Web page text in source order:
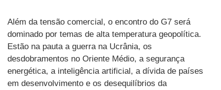
Além da tensão comercial, o encontro do G7 será
dominado por temas de alta temperatura geopolítica.
Estão na pauta a guerra na Ucrânia, os
desdobramentos no Oriente Médio, a segurança
energética, a inteligência artificial, a dívida de países
em desenvolvimento e os desequilíbrios da